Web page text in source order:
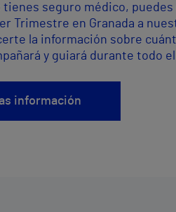
tienes seguro médico,
Trimestre en Granada a
la información sobre
y guiará durante todo
información